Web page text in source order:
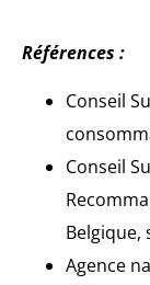
Références :
Conseil
Conseil
Belgique,
Agence